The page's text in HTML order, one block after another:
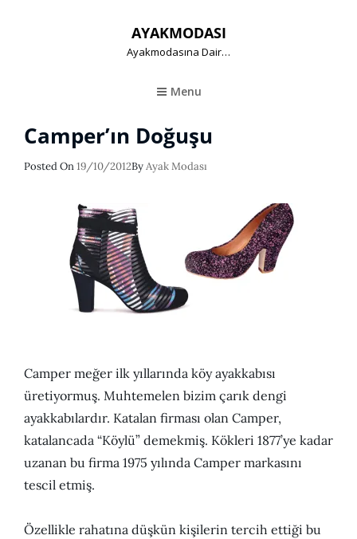
AYAKMODASI
Ayakmodasına Dair…
Menu
Camper’ın Doğuşu
Posted OnPosted
19/10/2012ByAyak Modası
Camper meğer ilk yıllarında köy ayakkabısı
üretiyormuş. Muhtemelen bizim çarık dengi
ayakkabılardır. Katalan firması olan Camper,
katalancada “Köylü” demekmiş. Kökleri 1877’ye kadar
uzanan bu firma 1975 yılında Camper markasını
tescil etmiş.
Özellikle rahatına düşkün kişilerin tercih ettiği bu